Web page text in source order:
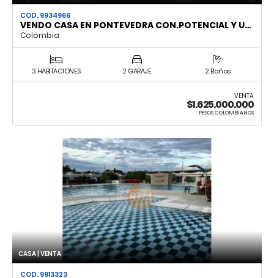
COD. 9934966
VENDO CASA EN PONTEVEDRA CON.POTENCIAL Y U…
Colombia
3 HABITACIONES 2 GARAJE 2 Baños
VENTA
$1.625.000.000
PESOS COLOMBIANOS
CASA | VENTA
COD. 9913323